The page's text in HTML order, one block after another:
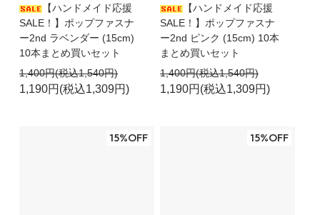
【ハンドメイド応援
SALE！】ポップファスナ
ー2nd ラベンダー (15cm)
10本まとめ買いセット
1,400円(税込1,540円)
1,190円(税込1,309円)
【ハンドメイド応援
SALE！】ポップファスナ
ー2nd ピンク (15cm) 10本
まとめ買いセット
1,400円(税込1,540円)
1,190円(税込1,309円)
15%OFF 15%OFF